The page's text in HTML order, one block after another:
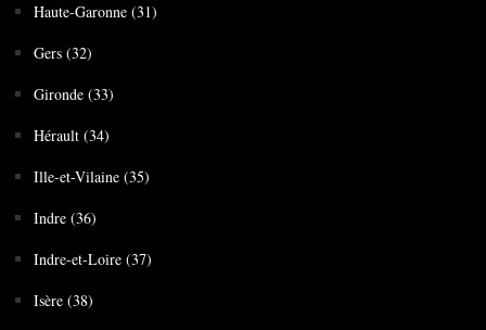
Haute-Garonne (31)
Gers (32)
Gironde (33)
Hérault (34)
Ille-et-Vilaine (35)
Indre (36)
Indre-et-Loire (37)
Isère (38)